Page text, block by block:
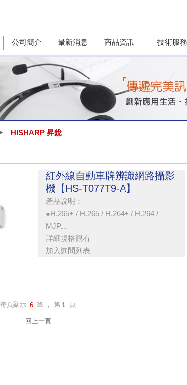
公司簡介 最新消息 商品資訊 技術服務
HISHARP 昇銳
紅外線自動車牌辨識網路攝影
機【HS-T077T9-A】
產品說明：
●H.265+ / H.265 / H.264+ / H.264 /
MJP....
詳細規格觀看
加入詢問列表
每頁顯示 6 筆 ， 第 1 頁
回上一頁